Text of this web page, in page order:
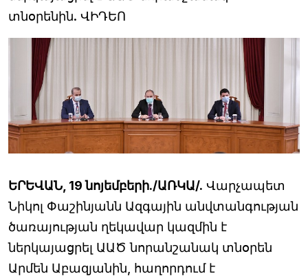
տնօրենին. ՎԻԴԵՈ
ԵՐԵՎԱՆ, 19 նոյեմբերի./ԱՌԿԱ/. Վարչապետ
Նիկոլ Փաշինյանն Ազգային անվտանգության
ծառայության ղեկավար կազմին է
ներկայացրել ԱԱԾ նորանշանակ տնօրեն
Արմեն Աբազյանին, հաղորդում է